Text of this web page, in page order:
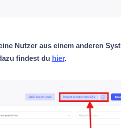
Nutzer aus einem anderen
findest du hier.